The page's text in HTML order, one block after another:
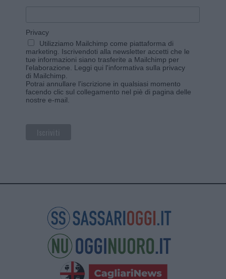
Privacy
Utilizziamo Mailchimp come piattaforma di
marketing. Iscrivendoti alla newsletter accetti che le
tue informazioni siano trasferite a Mailchimp per
l'elaborazione. Leggi qui l'informativa sulla privacy
di Mailchimp
Potrai annullare l'iscrizione in qualsiasi momento
facendo clic sul collegamento nel piè di pagina delle
nostre e-mail.